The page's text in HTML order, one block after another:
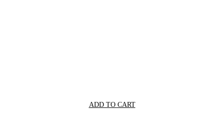
ADD TO CART